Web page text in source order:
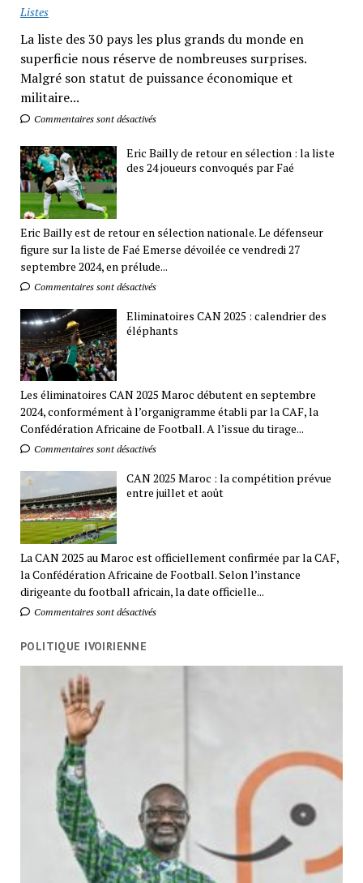
Listes
La liste des 30 pays les plus grands du monde en
superficie nous réserve de nombreuses surprises.
Malgré son statut de puissance économique et
militaire...
Commentaires sont désactivés
Eric Bailly de retour en sélection : la liste
des 24 joueurs convoqués par Faé
Eric Bailly est de retour en sélection nationale. Le défenseur
figure sur la liste de Faé Emerse dévoilée ce vendredi 27
septembre 2024, en prélude...
Commentaires sont désactivés
Eliminatoires CAN 2025 : calendrier des
éléphants
Les éliminatoires CAN 2025 Maroc débutent en septembre
2024, conformément à l’organigramme établi par la CAF, la
Confédération Africaine de Football. A l’issue du tirage...
Commentaires sont désactivés
CAN 2025 Maroc : la compétition prévue
entre juillet et août
La CAN 2025 au Maroc est officiellement confirmée par la CAF,
la Confédération Africaine de Football. Selon l’instance
dirigeante du football africain, la date officielle...
Commentaires sont désactivés
POLITIQUE IVOIRIENNE